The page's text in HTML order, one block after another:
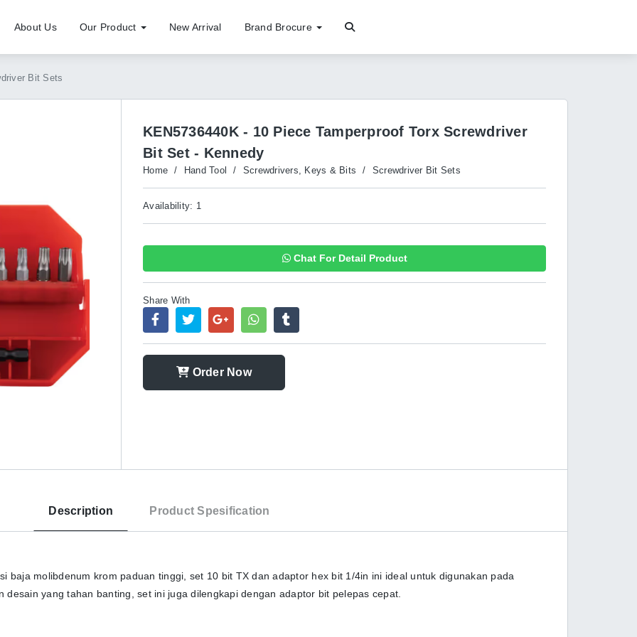
About Us Our Product New Arrival Brand Brocure
Bit Sets
KEN5736440K - 10 Piece Tamperproof Torx Screwdriver
Bit Set - Kennedy
Home / Hand Tool / Screwdrivers, Keys & Bits / Screwdriver Bit Sets
Availability: 1
Chat For Detail Product
Share With
Order Now
Description Product Spesification
baja molibdenum krom paduan tinggi, set 10 bit TX dan adaptor hex bit 1/4in ini ideal untuk digunakan pada
yang tahan banting, set ini juga dilengkapi dengan adaptor bit pelepas cepat.